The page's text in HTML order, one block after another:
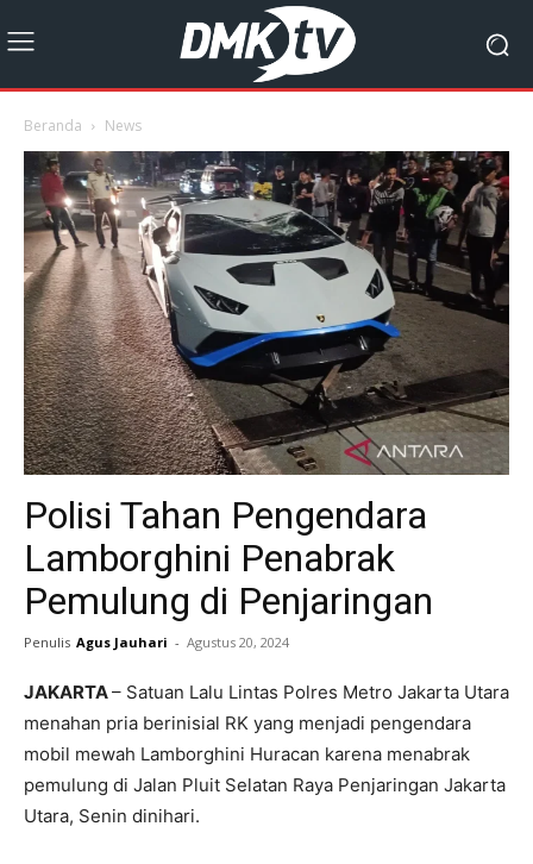
Beranda News
Polisi Tahan Pengendara
Lamborghini Penabrak
Pemulung di Penjaringan
Penulis Agus Jauhari - Agustus 20, 2024
JAKARTA– Satuan Lalu Lintas Polres Metro Jakarta Utara
menahan pria berinisial RK yang menjadi pengendara
mobil mewah Lamborghini Huracan karena menabrak
pemulung di Jalan Pluit Selatan Raya Penjaringan Jakarta
Utara, Senin dinihari.